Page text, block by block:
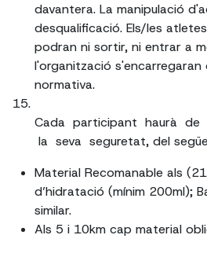
davantera. La manipulació
desqualificació. Els/les
podran ni sortir, ni entrar a
l'organització s'encarregaran
normativa.
Cada participant haurà
la seva seguretat, del
Material Recomanable als
d’hidratació (mínim 200ml);
similar.
Als 5 i 10km cap material